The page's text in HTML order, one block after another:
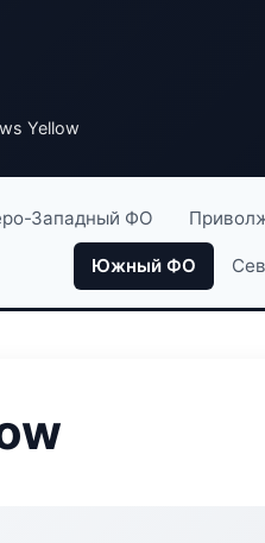
Yellow
Западный ФО
Южный ФО